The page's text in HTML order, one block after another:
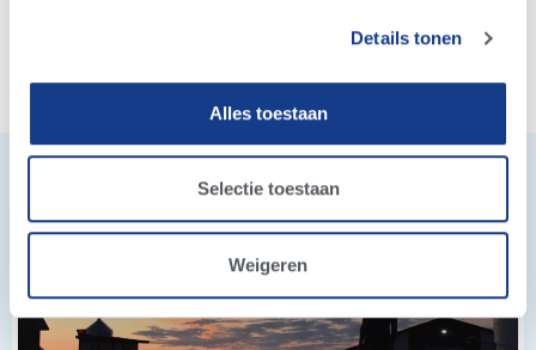
Details tonen
Alles toestaan
Selectie toestaan
Weigeren